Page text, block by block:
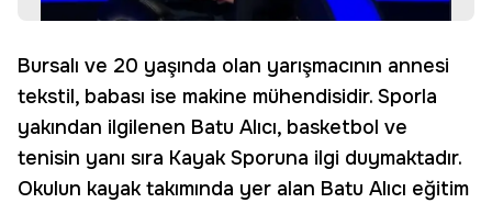
Bursalı ve 20 yaşında olan yarışmacının annesi
tekstil, babası ise makine mühendisidir. Sporla
yakından ilgilenen Batu Alıcı, basketbol ve
tenisin yanı sıra Kayak Sporuna ilgi duymaktadır.
Okulun kayak takımında yer alan Batu Alıcı eğitim